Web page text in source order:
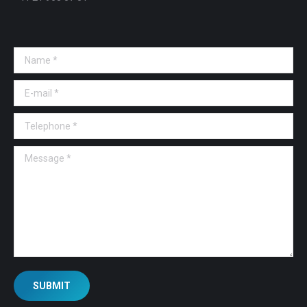
Name *
E-mail *
Telephone *
Message *
SUBMIT